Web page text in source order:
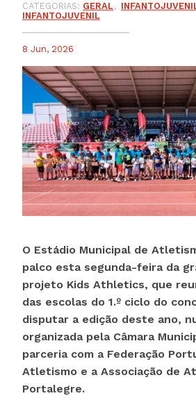
CATEGORIAS: GERAL
INFANTOJUVENIL
8 Jun, 2026
O Estádio Municipal de
palco esta segunda-feira da
projeto Kids Athletics, que
das escolas do 1.º ciclo do
disputar a edição deste ano,
organizada pela Câmara
parceria com a Federação
Atletismo e a Associação de
Portalegre.